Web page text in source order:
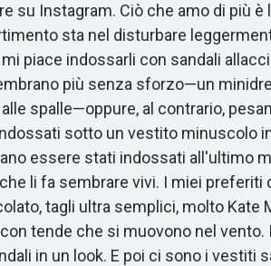
su Instagram. Ciò che amo di più
sta nel disturbare
piace indossarli con sandali
più senza sforzo—un
spalle—oppure, al contrario,
sotto un vestito minuscolo
essere stati indossati all'ultimo
li fa sembrare vivi. I miei
tagli ultra semplici, molto Kate
tende che si muovono nel
in un look. E poi ci sono i vestiti